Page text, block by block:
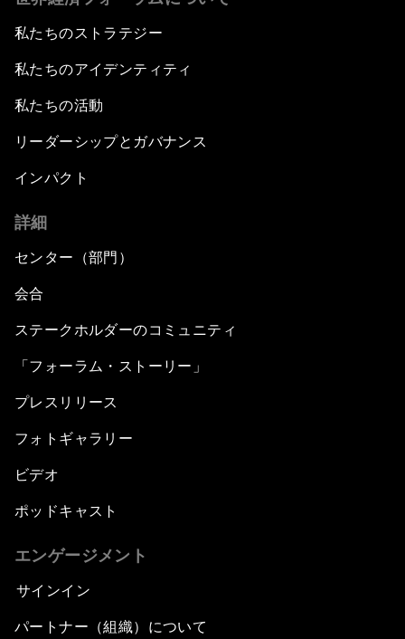
私たちのストラテジー
私たちのアイデンティティ
私たちの活動
リーダーシップとガバナンス
インパクト
詳細
センター（部門）
会合
ステークホルダーのコミュニティ
「フォーラム・ストーリー」
プレスリリース
フォトギャラリー
ビデオ
ポッドキャスト
エンゲージメント
サインイン
パートナー（組織）について